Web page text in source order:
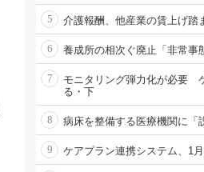
5 介護報酬、他産業の賃上げ踏
6 養成所の相次ぐ廃止「非常事
7
モニタリング弾力化が必要
る・下
8 病床を整備する医療機関に「
9 ケアプラン連携システム、1